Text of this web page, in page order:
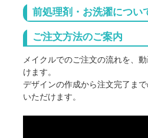
前処理剤・お洗濯につい
インクジェットプリントの前
インクジェットプリントのTシ
性を高めるため、あらかじめ生
しています。
前処理剤により、生地の一部が
シミのような跡が残る場合がござ
これらの跡は、通常お洗濯をし
ご注文方法のご案内
メイクルでのご注文の流れを、
けます。
デザインの作成から注文完了ま
いただけます。